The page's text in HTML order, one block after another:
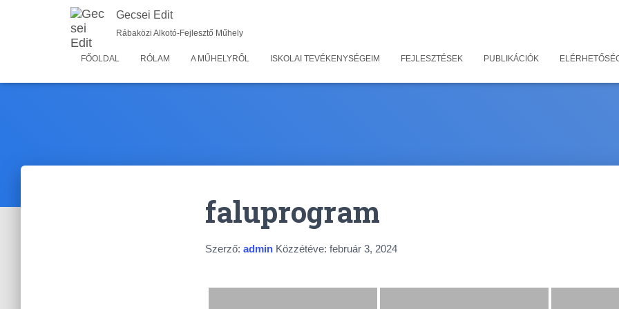
Gecsei Edit
Rábaközi Alkotó-Fejlesztő Műhely
FŐOLDAL RÓLAM A MŰHELYRŐL ISKOLAI TEVÉKENYSÉGEIM FEJLESZTÉSEK PUBLIKÁCIÓK
faluprogram
Szerző: admin Közzétéve: február 3, 2024